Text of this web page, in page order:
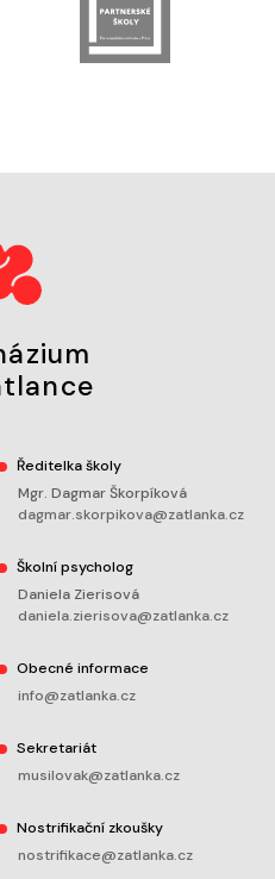
Ředitelka školy
Mgr. Dagmar Škorpíková
dagmar.skorpikova@zatlanka.cz
Školní psycholog
Daniela Zierisová
daniela.zierisova@zatlanka.cz
Obecné informace
info@zatlanka.cz
Sekretariát
musilovak@zatlanka.cz
Nostrifikační zkoušky
nostrifikace@zatlanka.cz